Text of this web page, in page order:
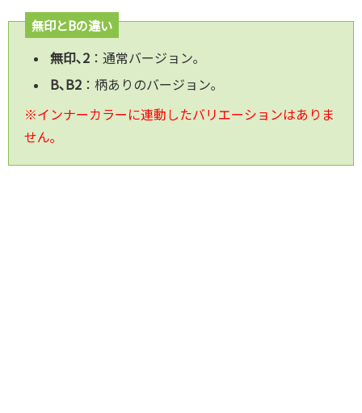
無印とBの違い
無印､2 ：通常バージョン｡
B､B2 ：柄ありのバージョン｡
※インナーカラーに連動したバリエーションはありま
せん｡